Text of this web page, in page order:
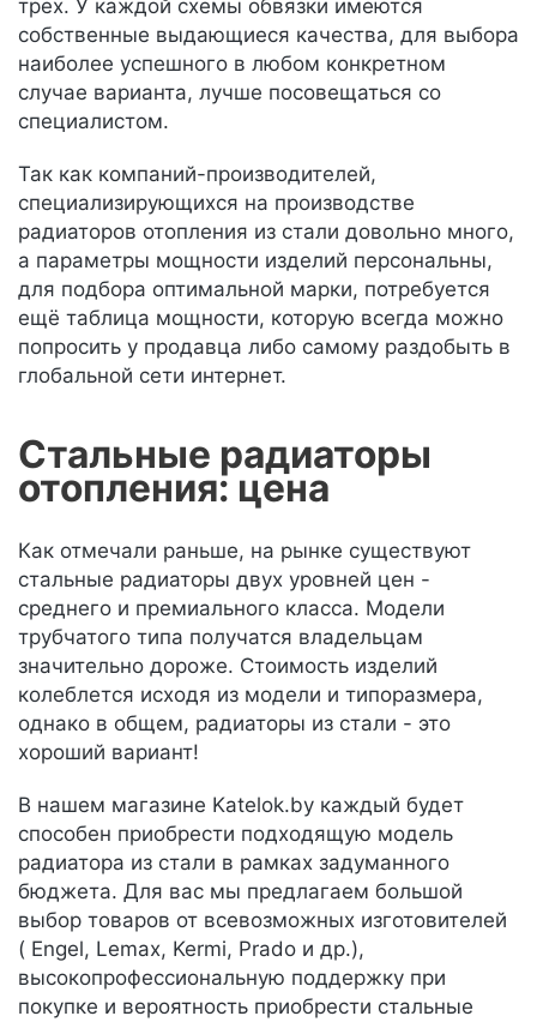
трех. У каждой схемы обвязки имеются
собственные выдающиеся качества, для выбора
наиболее успешного в любом конкретном
случае варианта, лучше посовещаться со
специалистом.
Так как компаний-производителей,
специализирующихся на производстве
радиаторов отопления из стали довольно много,
а параметры мощности изделий персональны,
для подбора оптимальной марки, потребуется
ещё таблица мощности, которую всегда можно
попросить у продавца либо самому раздобыть в
глобальной сети интернет.
Стальные радиаторы
отопления: цена
Как отмечали раньше, на рынке существуют
стальные радиаторы двух уровней цен -
среднего и премиального класса. Модели
трубчатого типа получатся владельцам
значительно дороже. Стоимость изделий
колеблется исходя из модели и типоразмера,
однако в общем, радиаторы из стали - это
хороший вариант!
В нашем магазине Katelok.by каждый будет
способен приобрести подходящую модель
радиатора из стали в рамках задуманного
бюджета. Для вас мы предлагаем большой
выбор товаров от всевозможных изготовителей
( Engel, Lemax, Kermi, Prado и др.),
высокопрофессиональную поддержку при
покупке и вероятность приобрести стальные